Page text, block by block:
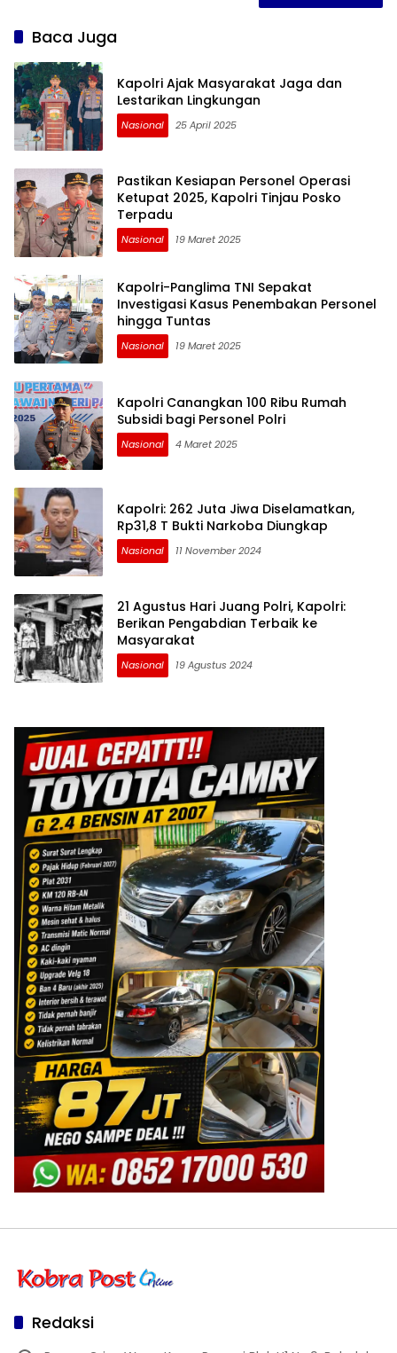
Baca Juga
Kapolri Ajak Masyarakat Jaga dan
Lestarikan Lingkungan
Nasional 25 April 2025
Pastikan Kesiapan Personel Operasi
Ketupat 2025, Kapolri Tinjau Posko
Terpadu
Nasional 19 Maret 2025
Kapolri-Panglima TNI Sepakat
Investigasi Kasus Penembakan Personel
hingga Tuntas
Nasional 19 Maret 2025
Kapolri Canangkan 100 Ribu Rumah
Subsidi bagi Personel Polri
Nasional 4 Maret 2025
Kapolri: 262 Juta Jiwa Diselamatkan,
Rp31,8 T Bukti Narkoba Diungkap
Nasional 11 November 2024
21 Agustus Hari Juang Polri, Kapolri:
Berikan Pengabdian Terbaik ke
Masyarakat
Nasional 19 Agustus 2024
Redaksi